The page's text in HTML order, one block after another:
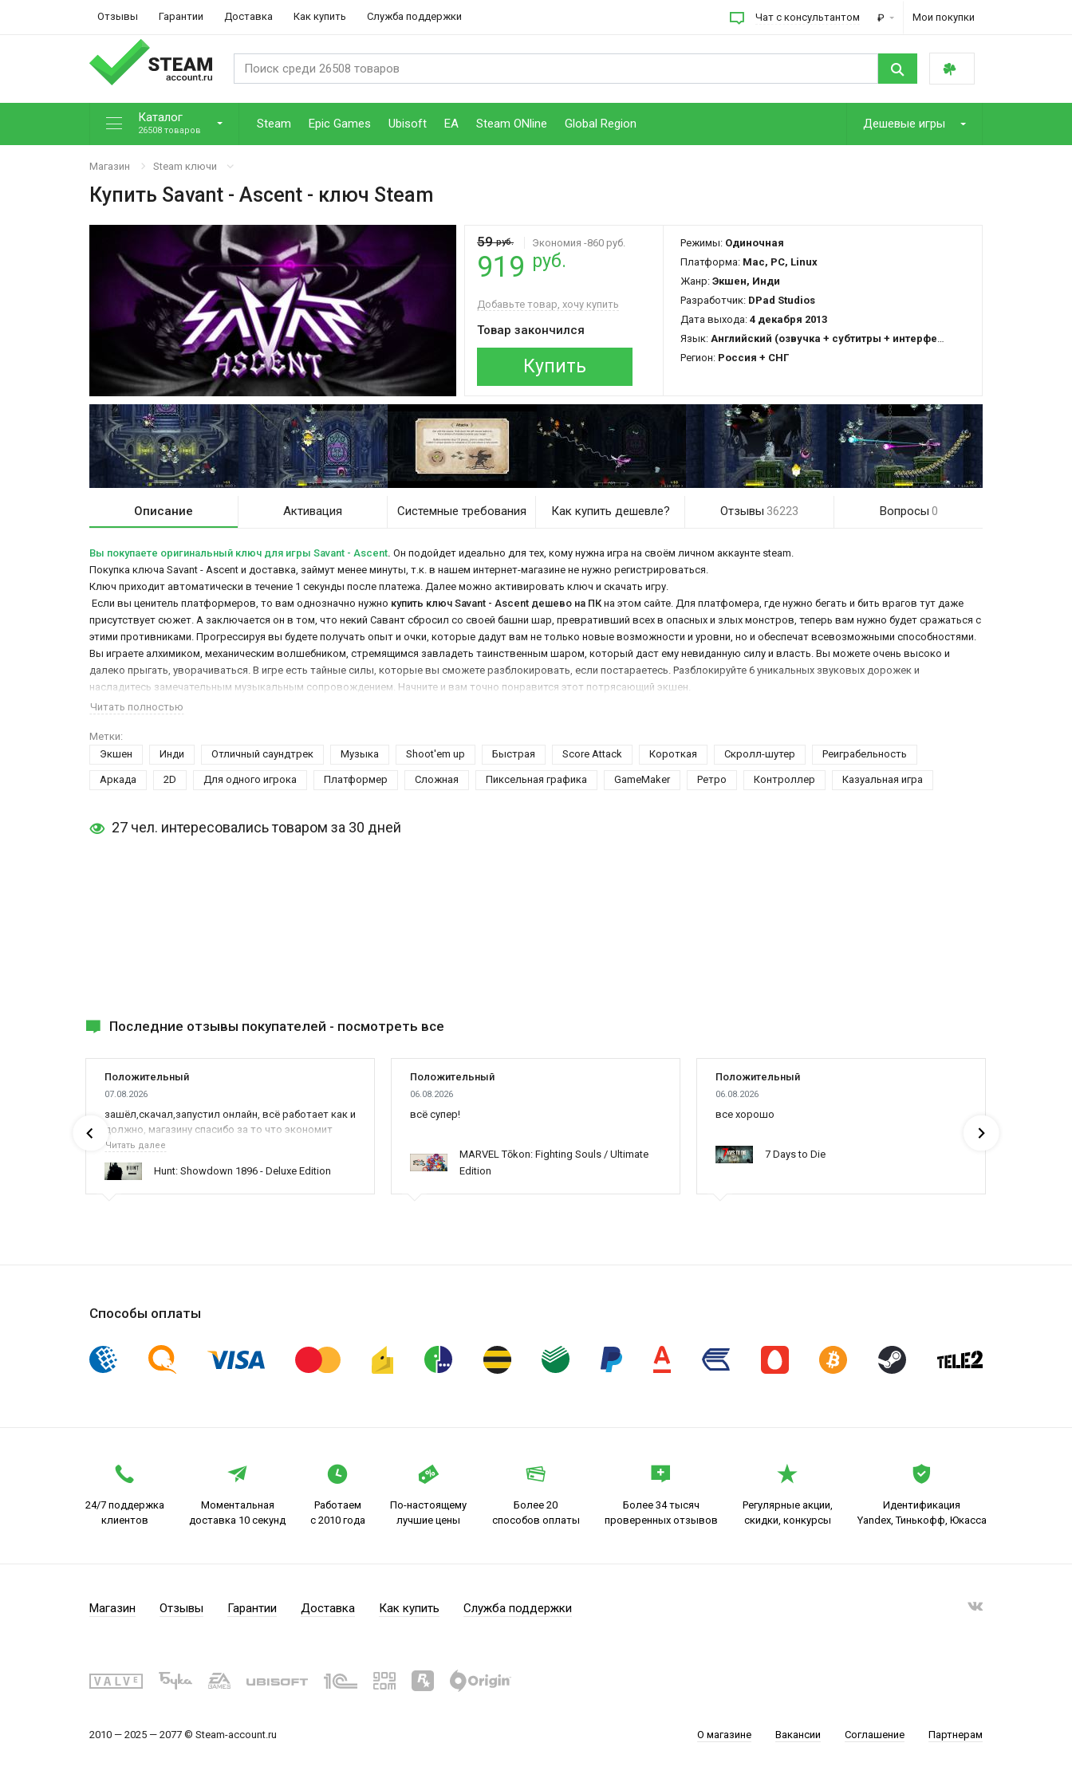
Отзывы Гарантии Доставка Как купить Служба поддержки Чат с консультантом ₽ Мои покупки
Каталог
26508 товаров Steam Epic Games Ubisoft EA Steam ONline Global Region Дешевые игры
Магазин Steam ключи
Купить Savant - Ascent - ключ Steam
59руб. Экономия -860 руб.
919 руб.
Добавьте товар, хочу купить
Товар закончился
Купить
Режимы: Одиночная
Платформа: Mac, PC, Linux
Жанр: Экшен, Инди
Разработчик: DPad Studios
Дата выхода: 4 декабря 2013
Язык: Английский (озвучка + субтитры + интерфейс)
Регион: Россия + СНГ
Описание Активация Системные требования Как купить дешевле? Отзывы 36223 Вопросы 0
Вы покупаете оригинальный ключ для игры Savant - Ascent. Он подойдет идеально для тех, кому нужна игра на своём личном аккаунте steam.
Покупка ключа Savant - Ascent и доставка, займут менее минуты, т.к. в нашем интернет-магазине не нужно регистрироваться.
Ключ приходит автоматически в течение 1 секунды после платежа. Далее можно активировать ключ и скачать игру.
Если вы ценитель платформеров, то вам однозначно нужно купить ключ Savant - Ascent дешево на ПК на этом сайте. Для платфомера, где нужно бегать и бить врагов тут даже
присутствует сюжет. А заключается он в том, что некий Савант сбросил со своей башни шар, превративший всех в опасных и злых монстров, теперь вам нужно будет сражаться с
этими противниками. Прогрессируя вы будете получать опыт и очки, которые дадут вам не только новые возможности и уровни, но и обеспечат всевозможными способностями.
Вы играете алхимиком, механическим волшебником, стремящимся завладеть таинственным шаром, который даст ему невиданную силу и власть. Вы можете очень высоко и
далеко прыгать, уворачиваться. В игре есть тайные силы, которые вы сможете разблокировать, если постараетесь. Разблокируйте 6 уникальных звуковых дорожек и
насладитесь замечательным музыкальным сопровождением. Начните и вам точно понравится этот потрясающий экшен.
Читать полностью
Метки:
Экшен
Инди Отличный саундтрек Музыка Shoot'em up Быстрая Score Attack Короткая Скролл-шутер Реиграбельность
Аркада 2D Для одного игрока Платформер Сложная Пиксельная графика GameMaker Ретро Контроллер Казуальная игра
27 чел. интересовались товаром за 30 дней
Последние отзывы покупателей - посмотреть все
Положительный
07.08.2026
зашёл,скачал,запустил онлайн, всё работает как и
должно, магазину спасибо за то что экономит
наше время,нервы и деньги, ребята вы красава
всех только вы и оказываете помощь
Читать далее
Hunt: Showdown 1896 - Deluxe Edition
Положительный
06.08.2026
всё супер!
MARVEL Tōkon: Fighting Souls / Ultimate
Edition
Положительный
06.08.2026
все хорошо
7 Days to Die
Способы оплаты
24/7 поддержка
клиентов
Моментальная
доставка 10 секунд
Работаем
с 2010 года
По-настоящему
лучшие цены
Более 20
способов оплаты
Более 34 тысяч
проверенных отзывов
Регулярные акции,
скидки, конкурсы
Идентификация
Yandex, Тинькофф, Юкасса
Магазин Отзывы Гарантии Доставка Как купить Служба поддержки
2010 — 2025 — 2077 © Steam-account.ru О магазине Вакансии Соглашение Партнерам